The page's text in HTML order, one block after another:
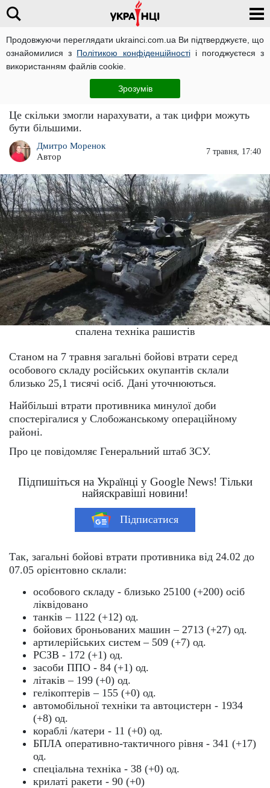
Продовжуючи переглядати ukrainci.com.ua Ви підтверджуєте, що
ознайомилися з Політикою конфіденційностіі погоджуєтеся з
використанням файлів cookie.
Зрозумів
Новини
Втрати росіян в Україні досягли історичної
Це скільки змогли нарахувати, а так цифри можуть
бути більшими.
Дмитро Моренок
Автор
7 травня, 17:40
спалена техніка рашистів
Станом на 7 травня загальні бойові втрати серед
особового складу російських окупантів склали
близько 25,1 тисячі осіб. Дані уточнюються.
Найбільші втрати противника минулої доби
спостерігалися у Слобожанському операційному
районі.
Про це повідомляє Генеральний штаб ЗСУ.
Підпишіться на Українці у Google News! Тільки
найяскравіші новини!
Підписатися
Так, загальні бойові втрати противника від 24.02 до
07.05 орієнтовно склали:
особового складу - близько 25100 (+200) осіб
ліквідовано
танків ‒ 1122 (+12) од.
бойових броньованих машин ‒ 2713 (+27) од.
артилерійських систем – 509 (+7) од.
РСЗВ - 172 (+1) од.
засоби ППО - 84 (+1) од.
літаків – 199 (+0) од.
гелікоптерів – 155 (+0) од.
автомобільної техніки та автоцистерн - 1934
(+8) од.
кораблі /катери - 11 (+0) од.
БПЛА оперативно-тактичного рівня - 341 (+17)
од.
спеціальна техніка - 38 (+0) од.
крилаті ракети - 90 (+0)